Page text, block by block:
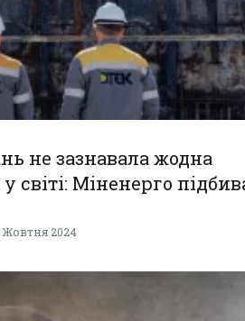
не зазнавала жодна
світі: Міненерго
Жовтня 2024